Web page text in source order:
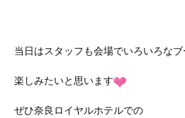
当日はスタッフも会場でいろいろなブ
楽しみたいと思います
ぜひ奈良ロイヤルホテルでの